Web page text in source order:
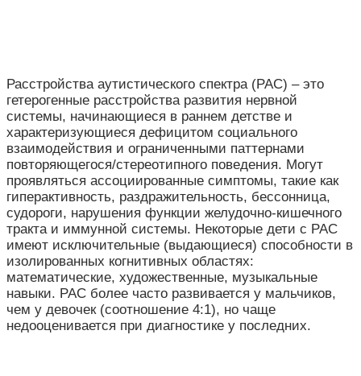
Расстройства аутистического спектра (РАС) – это
гетерогенные расстройства развития нервной
системы, начинающиеся в раннем детстве и
характеризующиеся дефицитом социального
взаимодействия и ограниченными паттернами
повторяющегося/стереотипного поведения. Могут
проявляться ассоциированные симптомы, такие как
гиперактивность, раздражительность, бессонница,
судороги, нарушения функции желудочно-кишечного
тракта и иммунной системы. Некоторые дети с РАС
имеют исключительные (выдающиеся) способности в
изолированных когнитивных областях:
математические, художественные, музыкальные
навыки. РАС более часто развивается у мальчиков,
чем у девочек (соотношение 4:1), но чаще
недооценивается при диагностике у последних.